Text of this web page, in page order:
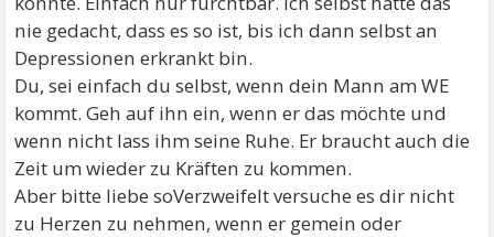
nie gedacht, dass es so ist, bis ich dann selbst an
Depressionen erkrankt bin.
Du, sei einfach du selbst, wenn dein Mann am WE
kommt. Geh auf ihn ein, wenn er das möchte und
wenn nicht lass ihm seine Ruhe. Er braucht auch die
Zeit um wieder zu Kräften zu kommen.
Aber bitte liebe soVerzweifelt versuche es dir nicht
zu Herzen zu nehmen, wenn er gemein oder